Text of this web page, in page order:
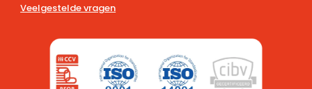
Veelgestelde vragen